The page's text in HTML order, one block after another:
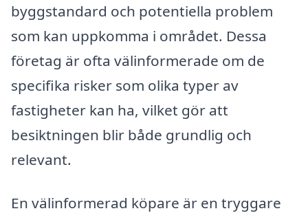
byggstandard och potentiella problem
som kan uppkomma i området. Dessa
företag är ofta välinformerade om de
specifika risker som olika typer av
fastigheter kan ha, vilket gör att
besiktningen blir både grundlig och
relevant.
En välinformerad köpare är en tryggare